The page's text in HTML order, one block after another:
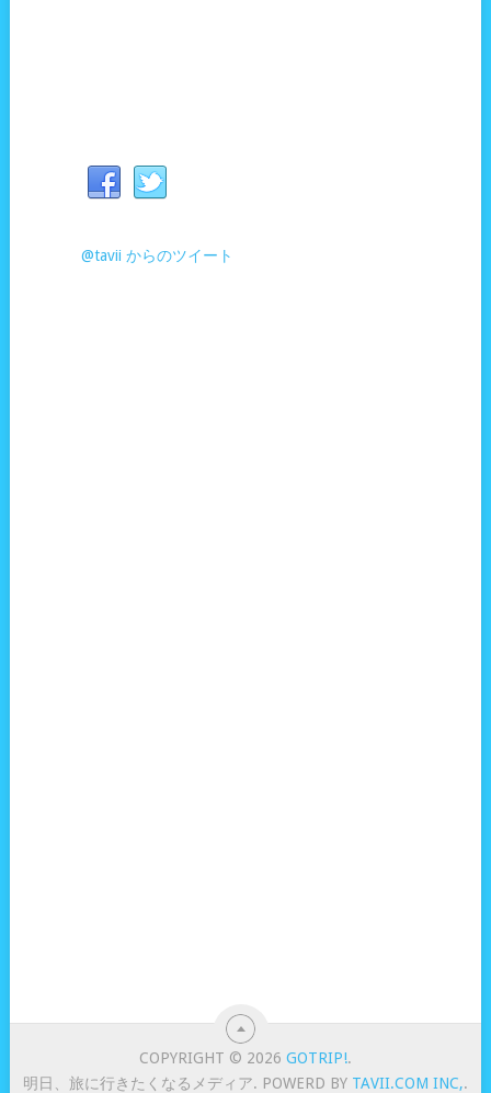
@tavii からのツイート
COPYRIGHT © 2026GOTRIP!.
明日、旅に行きたくなるメディア. POWERD BY TAVII.COM INC,.